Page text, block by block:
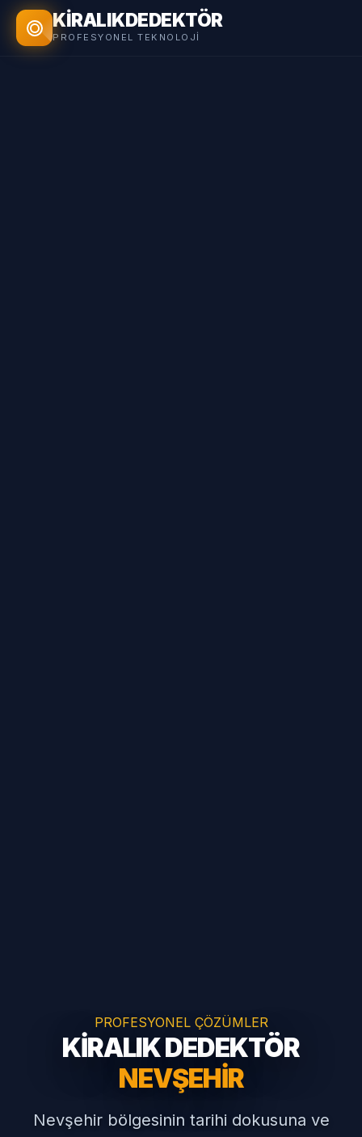
KİRALIKDEDEKTÖR
PROFESYONEL TEKNOLOJI
PROFESYONEL ÇÖZÜMLER
KİRALIK DEDEKTÖR
NEVŞEHIR
Nevşehir bölgesinin tarihi dokusuna ve